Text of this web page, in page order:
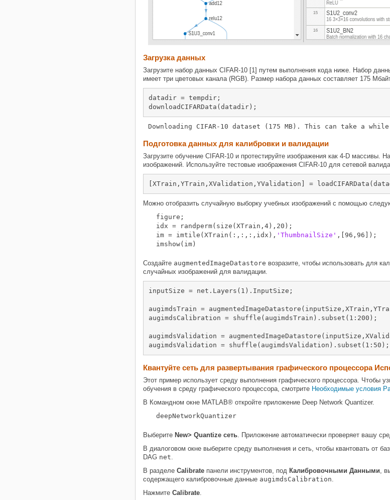
Загрузка данных
Загрузите набор данных CIFAR-10 [1] путем выполнения кода ниже. Набор
имеет три цветовых канала (RGB). Размер набора данных составляет 175
datadir = tempdir;
downloadCIFARData(datadir);
Подготовка данных для калибровки и валидации
Загрузите обучение CIFAR-10 и протестируйте изображения как 4-D
изображений. Используйте тестовые изображения CIFAR-10 для сетевой
[XTrain,YTrain,XValidation,YValidation] =
Можно отобразить случайную выборку учебных изображений с помощью
figure;
idx = randperm(size(XTrain,4),20);
im = imtile(XTrain(:,:,:,idx), 'ThumbnailSize' ,[96,96]);
Создайте augmentedImageDatastore возразите, чтобы использовать для
случайных изображений для валидации.
inputSize = net.Layers(1).InputSize;
augimdsTrain =
augimdsCalibration = shuffle(augimdsTrain).subset(1:200);
augimdsValidation =
augimdsValidation = shuffle(augimdsValidation).subset(1:50);
Квантуйте сеть для развертывания графического процессора
Этот пример использует среду выполнения графического процессора. Чтобы
обучения в среду графического процессора, смотрите Необходимые условия
В Командном окне MATLAB® откройте приложение Deep Network Quantizer.
Выберите New> Quantize сеть. Приложение автоматически проверяет вашу
В диалоговом окне выберите среду выполнения и сеть, чтобы квантовать от
DAG net.
В разделе Calibrate панели инструментов, под Калибровочными Данными,
содержащего калибровочные данные augimdsCalibration.
Нажмите Calibrate.